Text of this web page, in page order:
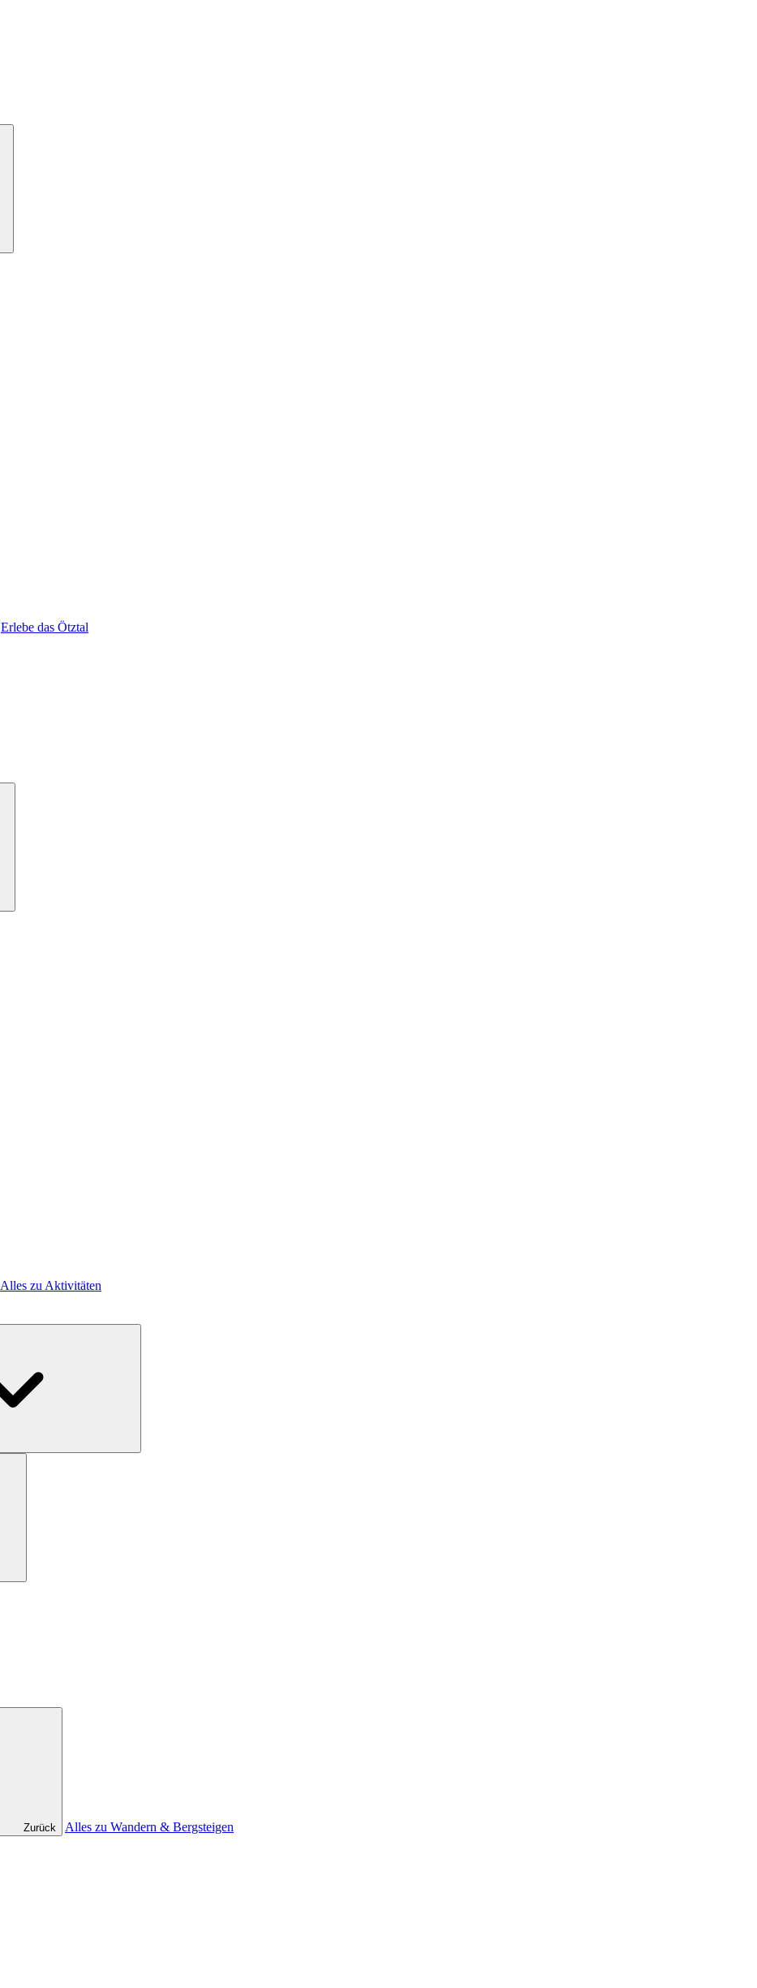
Erlebe das Ötztal
Alles zu Aktivitäten
Zurück
Alles zu Wandern & Bergsteigen